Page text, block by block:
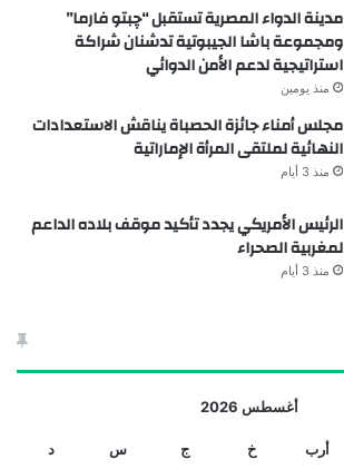
مدينة الدواء المصرية تستقبل “چبتو فارما”
ومجموعة باشا الجيبوتية تدشنان شراكة
استراتيجية لدعم الأمن الدوائي
منذ يومين
مجلس أمناء جائزة الحصباة يناقش الاستعدادات
النهائية لملتقى المرأة الإماراتية
منذ 3 أيام
الرئيس الأمريكي يجدد تأكيد موقف بلاده الداعم
لمغربية الصحراء
منذ 3 أيام
أغسطس 2026
أرب خ ج س د